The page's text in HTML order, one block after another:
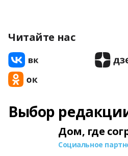
Читайте нас
Выбор
Дом, где
Социальное